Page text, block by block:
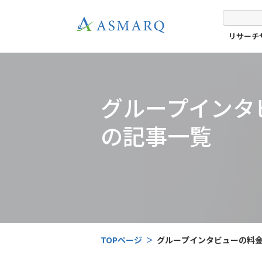
リサーチ
グループイン
の記事一覧
TOPページ グループインタビューの料